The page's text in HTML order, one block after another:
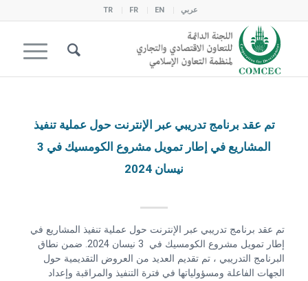
عربي EN
FR
TR
تم عقد برنامج تدريبي عبر الإنترنت حول عملية تنفيذ
المشاريع في إطار تمويل مشروع الكومسيك في 3
نيسان 2024
تم عقد برنامج تدريبي عبر الإنترنت حول عملية تنفيذ المشاريع في
إطار تمويل مشروع الكومسيك في 3 نيسان 2024. ضمن نطاق
البرنامج التدريبي ، تم تقديم العديد من العروض التقديمية حول
الجهات الفاعلة ومسؤولياتها في فترة التنفيذ والمراقبة وإعداد